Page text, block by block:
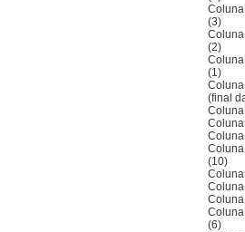
(3)
(2)
(1)
(final
(10)
(6)